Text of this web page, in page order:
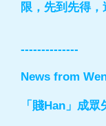
限，先到先得，
--------------
News from
「賤Han」成